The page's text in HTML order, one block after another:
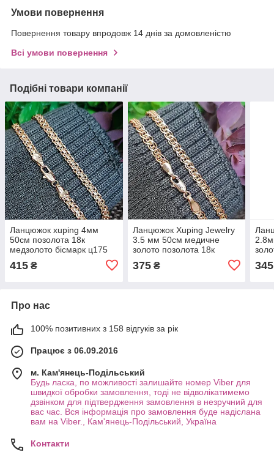
Умови повернення
Повернення товару впродовж 14 днів за домовленістю
Всі умови повернення
Подібні товари компанії
Ланцюжок xuping 4мм
50см позолота 18к
медзолото бісмарк ц175
415 ₴
Ланцюжок Xuping Jewelry
3.5 мм 50см медичне
золото позолота 18к
375₴ 345
Про нас
100% позитивних з 158 відгуків за рік
Працює з 06.09.2016
м. Кам'янець-Подільський
Будь ласка, по можливості залишайте номер Viber для
швидкої обробки замовлення, тоді не відволікатимемо
дзвінком для підтвердження замовлення в незручний для
вас час. Вся інформація про замовлення буде надіслана
вам на Viber., Кам'янець-Подільський, Україна
Контакти